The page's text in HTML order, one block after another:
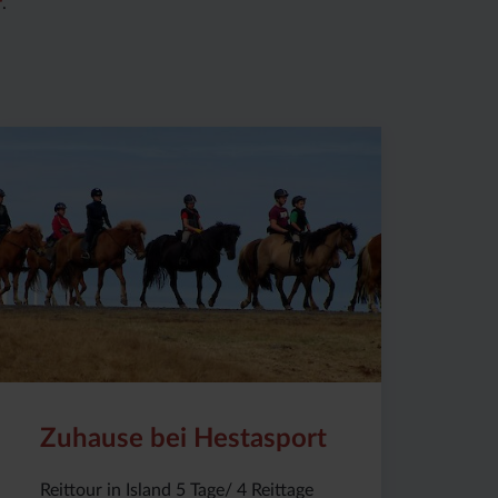
Zuhause bei Hestasport
Reittour in Island 5 Tage/ 4 Reittage